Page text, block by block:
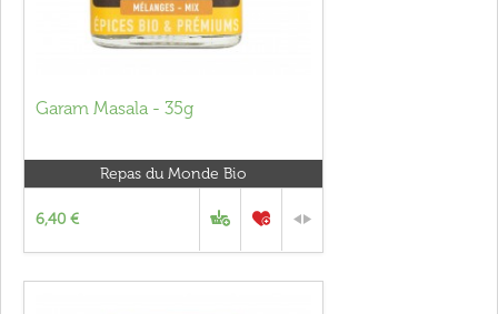
Garam Masala - 35g
Repas du Monde Bio
6,40 €